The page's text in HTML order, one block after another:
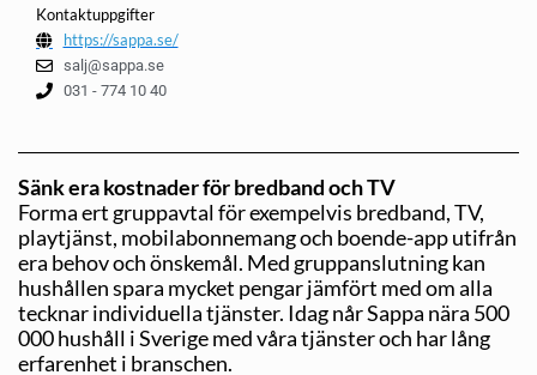
Kontaktuppgifter
https://sappa.se/
salj@sappa.se
031 - 774 10 40
Sänk era kostnader för bredband och TV
Forma ert gruppavtal för exempelvis bredband, TV,
playtjänst, mobilabonnemang och boende-app utifrån
era behov och önskemål. Med gruppanslutning kan
hushållen spara mycket pengar jämfört med om alla
tecknar individuella tjänster. Idag når Sappa nära 500
000 hushåll i Sverige med våra tjänster och har lång
erfarenhet i branschen.